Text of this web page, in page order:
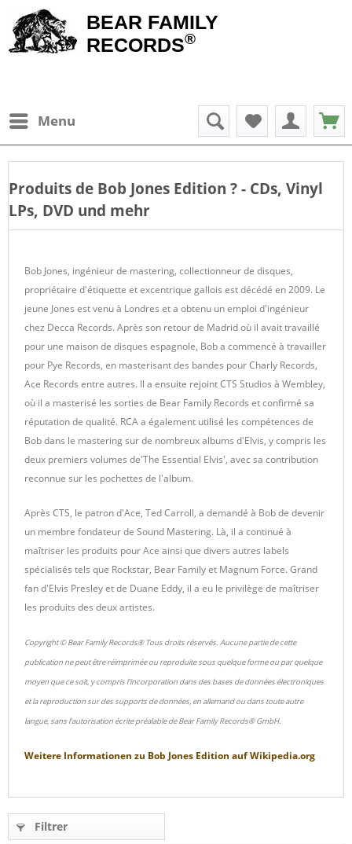
BEAR FAMILY
RECORDS®
Menu
Produits de Bob Jones Edition ? - CDs, Vinyl
LPs, DVD und mehr
Bob Jones, ingénieur de mastering, collectionneur de disques,
propriétaire d'étiquette et excentrique gallois est décédé en 2009. Le
jeune Jones est venu à Londres et a obtenu un emploi d'ingénieur
chez Decca Records. Après son retour de Madrid où il avait travaillé
pour une maison de disques espagnole, Bob a commencé à travailler
pour Pye Records, en masterisant des bandes pour Charly Records,
Ace Records entre autres. Il a ensuite rejoint CTS Studios à Wembley,
où il a masterisé les sorties de Bear Family Records et confirmé sa
réputation de qualité. RCA a également utilisé les compétences de
Bob dans le mastering sur de nombreux albums d'Elvis, y compris les
deux premiers volumes de'The Essential Elvis', avec sa contribution
reconnue sur les pochettes de l'album.
Après CTS, le patron d'Ace, Ted Carroll, a demandé à Bob de devenir
un membre fondateur de Sound Mastering. Là, il a continué à
maîtriser les produits pour Ace ainsi que divers autres labels
spécialisés tels que Rockstar, Bear Family et Magnum Force. Grand
fan d'Elvis Presley et de Duane Eddy, il a eu le privilège de maîtriser
les produits des deux artistes.
Copyright © Bear Family Records® Tous droits réservés. Aucune partie de cette
publication ne peut être réimprimée ou reproduite sous quelque forme ou par quelque
moyen que ce soit, y compris l'incorporation dans des bases de données électroniques
et la reproduction sur des supports de données, en allemand ou dans toute autre
langue, sans l'autorisation écrite préalable de Bear Family Records® GmbH.
Weitere Informationen zu Bob Jones Edition aufWikipedia.org
Filtrer